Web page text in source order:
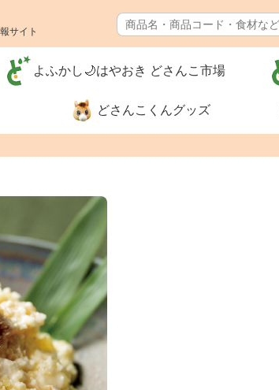
サイト
よふかし🌙はやおき どさんこ市場
どさんこくんグッズ
特別価格❗
河村通夫 考案❗（カタ
ログ）
生活用品
DVD 書籍